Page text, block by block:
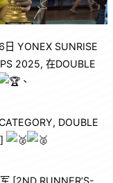
YONEX SUNRISE
2025, 在DOUBLE
、
DOUBLE
[2ND RUNNER’S-